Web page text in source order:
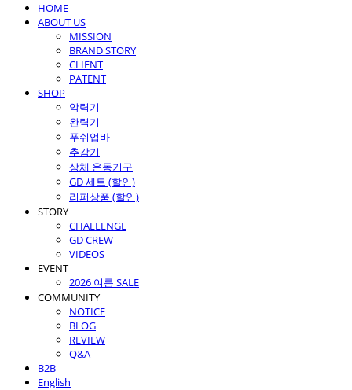
HOME
ABOUT US
MISSION
BRAND STORY
CLIENT
PATENT
SHOP
악력기
완력기
푸쉬업바
추감기
상체 운동기구
GD 세트 (할인)
리퍼상품 (할인)
STORY
CHALLENGE
GD CREW
VIDEOS
EVENT
2026 여름 SALE
COMMUNITY
NOTICE
BLOG
REVIEW
Q&A
B2B
English